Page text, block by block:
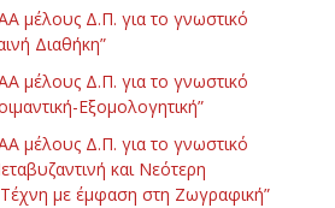
μέλους Δ.Π. για το γνωστικό
Διαθήκη”
μέλους Δ.Π. για το γνωστικό
Εξομολογητική”
μέλους Δ.Π. για το γνωστικό
και Νεότερη
Τέχνη με έμφαση στη Ζωγραφική”